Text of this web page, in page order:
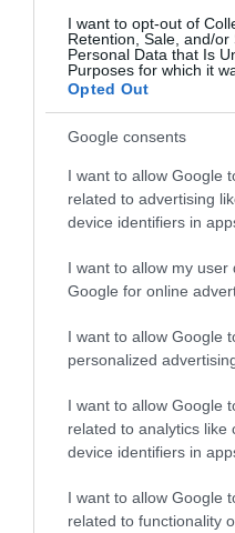
I want to opt-out of
Retention, Sale, and/or
Personal Data that Is
Purposes for which it
Opted Out
Google consents
I want to allow Google
related to advertising
device identifiers in
I want to allow my user
Google for online
I want to allow Google
personalized
I want to allow Google
related to analytics like
device identifiers in
I want to allow Google
related to functionality
08.08.2026 | 17:20
«Κόκκινος» συναγερμός
Εύβοια: Red Code αύριο
Αυξημένη ετοιμότητα
08.08.2026 | 17:00
Ρόδος: Έγραψαν
κράνος!
08.08.2026 | 16:40
Νέο τροχαίο με υλικές